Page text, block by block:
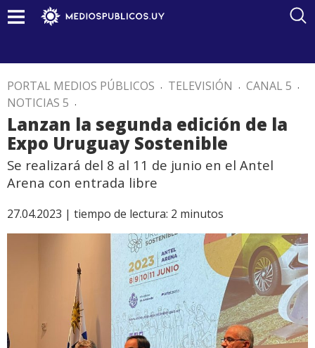
PORTAL MEDIOS PÚBLICOS . TELEVISIÓN . CANAL 5 .
NOTICIAS 5 .
Lanzan la segunda edición de la
Expo Uruguay Sostenible
Se realizará del 8 al 11 de junio en el Antel
Arena con entrada libre
27.04.2023 | tiempo de lectura: 2 minutos